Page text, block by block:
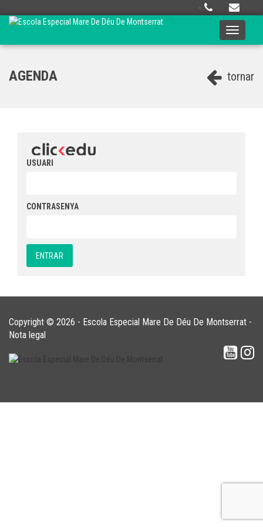
·
Toggle
tornar
AGENDA
USUARI
CONTRASENYA
Copyright © 2026 - Escola Especial Mare De Déu De Montserrat -
Nota legal